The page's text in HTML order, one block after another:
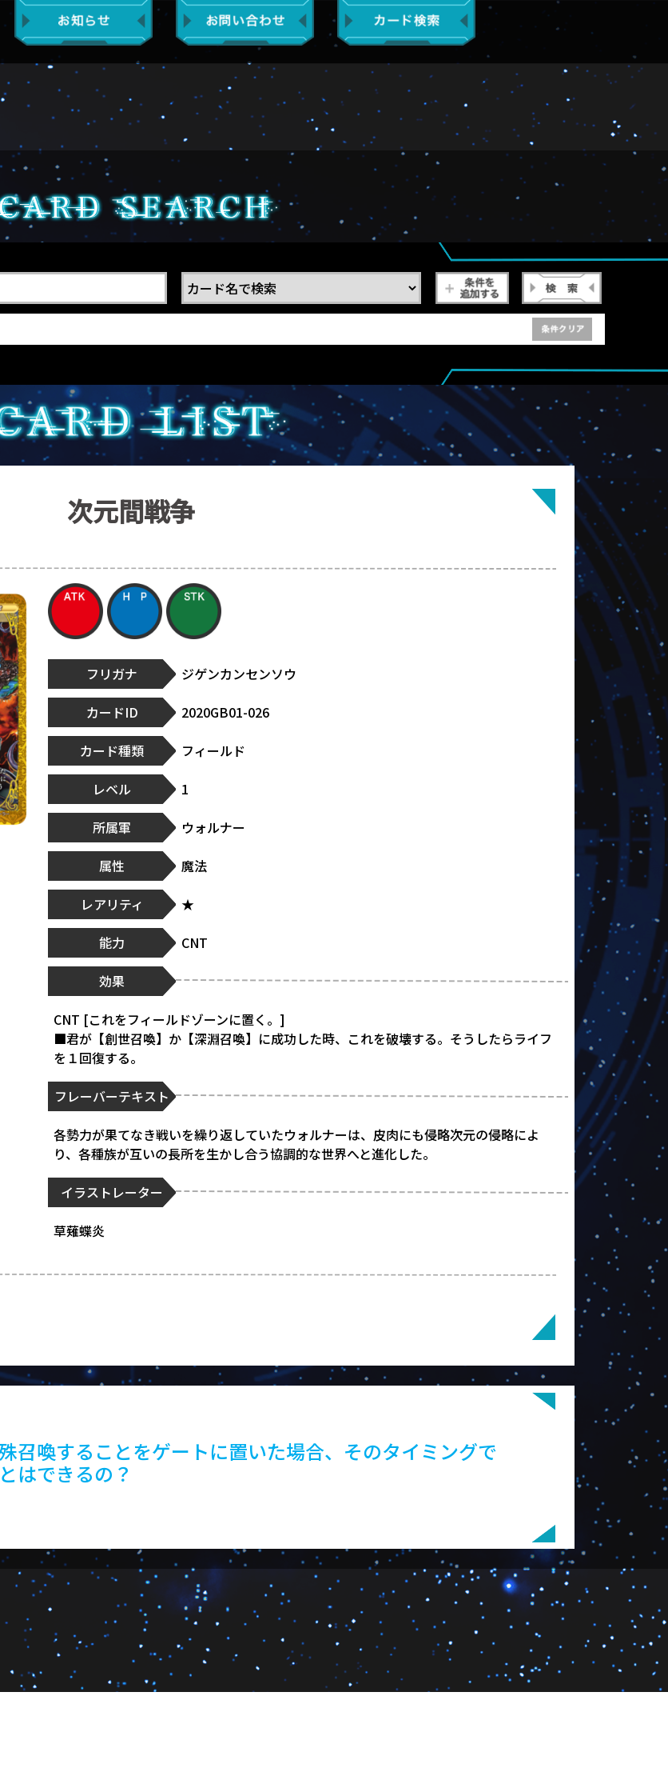
次元間戦争
フリガナ
ジゲンカンセンソウ
カードID
2020GB01-026
カード種類
フィールド
レベル
1
所属軍
ウォルナー
属性
魔法
レアリティ
★
能力
CNT
効果
CNT [これをフィールドゾーンに置く。]
■君が【創世召喚】か【深淵召喚】に成功した時、これを破壊する。そうしたらライフ
を１回復する。
フレーバーテキスト
各勢力が果てなき戦いを繰り返していたウォルナーは、皮肉にも侵略次元の侵略によ
り、各種族が互いの長所を生かし合う協調的な世界へと進化した。
イラストレーター
草薙蝶炎
召喚することをゲートに置いた場合、そのタイミングで
はできるの？